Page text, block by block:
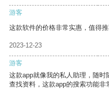
游客
这款软件的价格非常实惠，值得推
2023-12-23
游客
这款app就像我的私人助理，随
查找资料，这款app的搜索功能非